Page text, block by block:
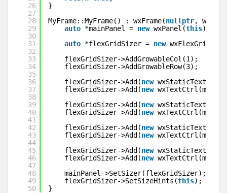
26
27
28
29
30
31
32
33
34
35
36
37
38
39
40
41
42
43
44
45
46
47
48
49
50
}
MyFrame::MyFrame() : wxFrame(nullptr,
auto *mainPanel = new wxPanel(this);
auto *flexGridSizer = new
flexGridSizer->AddGrowableCol(1);
flexGridSizer->AddGrowableRow(3);
flexGridSizer->Add(new
flexGridSizer->Add(new
flexGridSizer->Add(new
flexGridSizer->Add(new
flexGridSizer->Add(new
flexGridSizer->Add(new
flexGridSizer->Add(new
flexGridSizer->Add(new
mainPanel->SetSizer(flexGridSizer);
flexGridSizer->SetSizeHints(this);
}